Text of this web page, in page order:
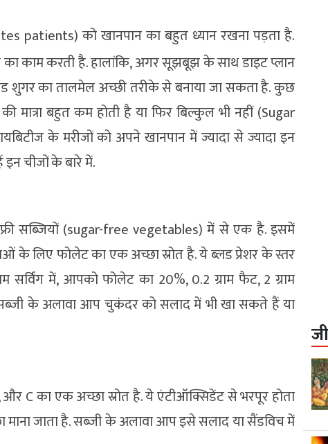
patients) को खानपान का बहुत ध्यान रखना पड़ता है.
काम करती है. हालांकि, अगर सूझबूझ के साथ डाइट प्लान
शुगर का तालमेल अच्छी तरीके से बनाया जा सकता है. कुछ
बहुत कम होती है या फिर बिल्कुल भी नहीं (Sugar
के मरीजों को अपने खानपान में ज्यादा से ज्यादा इन
चीजों के बारे में.
सब्जियों (sugar-free vegetables) में से एक है. इसमें
के लिए फोलेट का एक अच्छा स्रोत है. ये ब्लड प्रेशर के स्तर
सर्विंग में, आपको फोलेट का 20%, 0.2 ग्राम फैट, 2 ग्राम
सब्जी के अलावा आप चुकंदर को सलाद में भी खा सकते हैं या
और C का एक अच्छा स्रोत है. ये एंटीऑक्सिडेंट से भरपूर होता
माना जाता है. सब्जी के अलावा आप इसे सलाद या सैंडविच में